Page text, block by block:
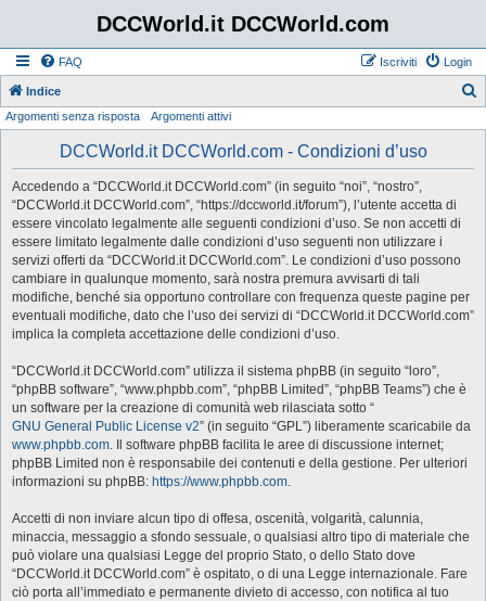
DCCWorld.it DCCWorld.com
FAQ Login
Iscriviti
Indice
Argomenti senza risposta Argomenti attivi
DCCWorld.it DCCWorld.com - Condizioni d’uso
Accedendo a “DCCWorld.it DCCWorld.com” (in seguito “noi”, “nostro”,
“DCCWorld.it DCCWorld.com”, “https://dccworld.it/forum”), l’utente accetta di
essere vincolato legalmente alle seguenti condizioni d’uso. Se non accetti di
essere limitato legalmente dalle condizioni d’uso seguenti non utilizzare i
servizi offerti da “DCCWorld.it DCCWorld.com”. Le condizioni d’uso possono
cambiare in qualunque momento, sarà nostra premura avvisarti di tali
modifiche, benché sia opportuno controllare con frequenza queste pagine per
eventuali modifiche, dato che l’uso dei servizi di “DCCWorld.it DCCWorld.com”
implica la completa accettazione delle condizioni d’uso.
“DCCWorld.it DCCWorld.com” utilizza il sistema phpBB (in seguito “loro”,
“phpBB software”, “www.phpbb.com”, “phpBB Limited”, “phpBB Teams”) che è
un software per la creazione di comunità web rilasciata sotto “
GNU General Public License v2” (in seguito “GPL”) liberamente scaricabile da
www.phpbb.com. Il software phpBB facilita le aree di discussione internet;
phpBB Limited non è responsabile dei contenuti e della gestione. Per ulteriori
informazioni su phpBB: https://www.phpbb.com.
Accetti di non inviare alcun tipo di offesa, oscenità, volgarità, calunnia,
minaccia, messaggio a sfondo sessuale, o qualsiasi altro tipo di materiale che
può violare una qualsiasi Legge del proprio Stato, o dello Stato dove
“DCCWorld.it DCCWorld.com” è ospitato, o di una Legge internazionale. Fare
ciò porta all’immediato e permanente divieto di accesso, con notifica al tuo